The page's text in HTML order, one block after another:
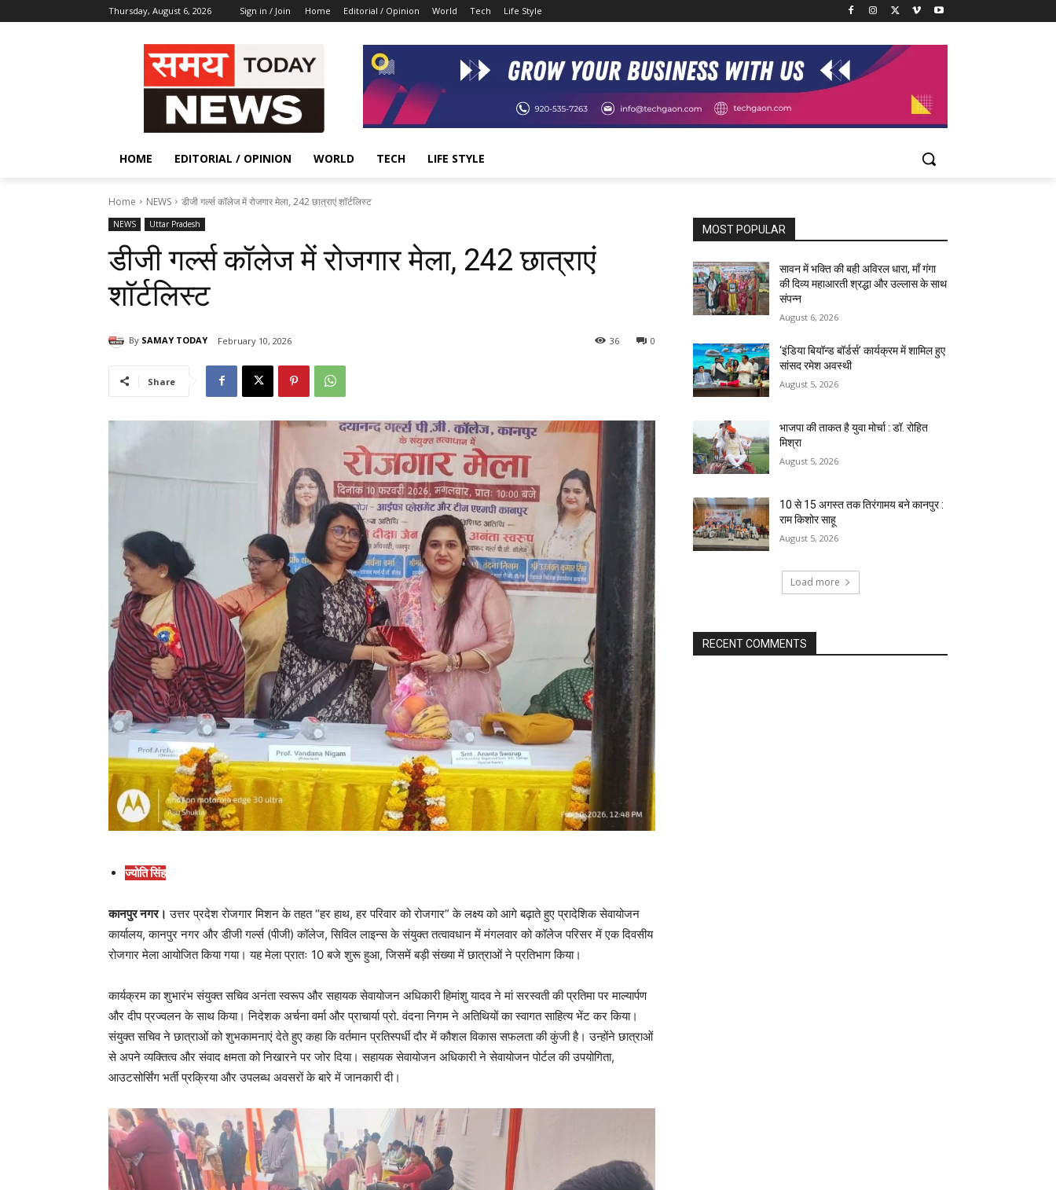
Thursday, August 6, 2026 Sign in / Join Home Editorial / Opinion World Tech Life Style
HOME EDITORIAL / OPINION WORLD TECH LIFE STYLE
Home NEWS डीजी गर्ल्स कॉलेज में रोजगार मेला, 242 छात्राएं शॉर्टलिस्ट
NEWS Uttar Pradesh
डीजी गर्ल्स कॉलेज में रोजगार मेला, 242 छात्राएं
शॉर्टलिस्ट
By SAMAY TODAY February 10, 2026 0
36
Share
ज्योति सिंह
कानपुर नगर। उत्तर प्रदेश रोजगार मिशन के तहत “हर हाथ, हर परिवार को रोजगार” के लक्ष्य को आगे बढ़ाते हुए प्रादेशिक सेवायोजन
कार्यालय, कानपुर नगर और डीजी गर्ल्स (पीजी) कॉलेज, सिविल लाइन्स के संयुक्त तत्वावधान में मंगलवार को कॉलेज परिसर में एक दिवसीय
रोजगार मेला आयोजित किया गया। यह मेला प्रातः 10 बजे शुरू हुआ, जिसमें बड़ी संख्या में छात्राओं ने प्रतिभाग किया।
कार्यक्रम का शुभारंभ संयुक्त सचिव अनंता स्वरूप और सहायक सेवायोजन अधिकारी हिमांशु यादव ने मां सरस्वती की प्रतिमा पर माल्यार्पण
और दीप प्रज्वलन के साथ किया। निदेशक अर्चना वर्मा और प्राचार्या प्रो. वंदना निगम ने अतिथियों का स्वागत साहित्य भेंट कर किया।
संयुक्त सचिव ने छात्राओं को शुभकामनाएं देते हुए कहा कि वर्तमान प्रतिस्पर्धी दौर में कौशल विकास सफलता की कुंजी है। उन्होंने छात्राओं
से अपने व्यक्तित्व और संवाद क्षमता को निखारने पर जोर दिया। सहायक सेवायोजन अधिकारी ने सेवायोजन पोर्टल की उपयोगिता,
आउटसोर्सिंग भर्ती प्रक्रिया और उपलब्ध अवसरों के बारे में जानकारी दी।
MOST POPULAR
सावन में भक्ति की बही अविरल धारा, माँ गंगा
की दिव्य महाआरती श्रद्धा और उल्लास के साथ
संपन्न
August 6, 2026
‘इंडिया बियॉन्ड बॉर्डर्स’ कार्यक्रम में शामिल हुए
सांसद रमेश अवस्थी
August 5, 2026
भाजपा की ताकत है युवा मोर्चा : डॉ. रोहित
मिश्रा
August 5, 2026
10 से 15 अगस्त तक तिरंगामय बने कानपुर :
राम किशोर साहू
August 5, 2026
Load more
RECENT COMMENTS